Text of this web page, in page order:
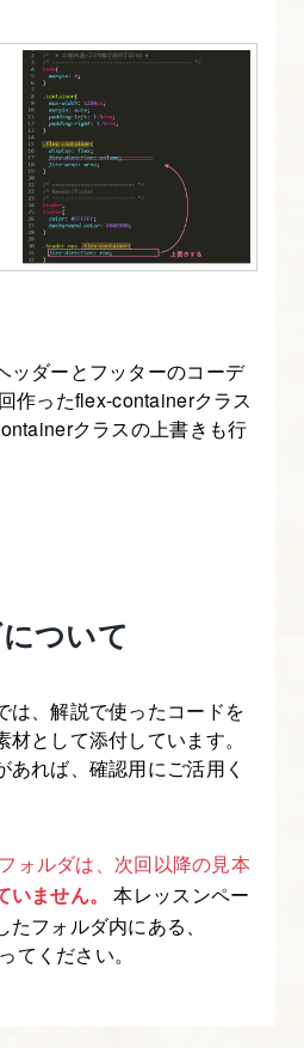
ッダーとフッターのコーデ
作ったflex-containerクラス
クラスの上書きも行
ついて
は、解説で使ったコードを
として添付しています。
あれば、確認用にご活用く
ォルダは、次回以降の見本
いません。
本レッスンペー
フォルダ内にある、
てください。